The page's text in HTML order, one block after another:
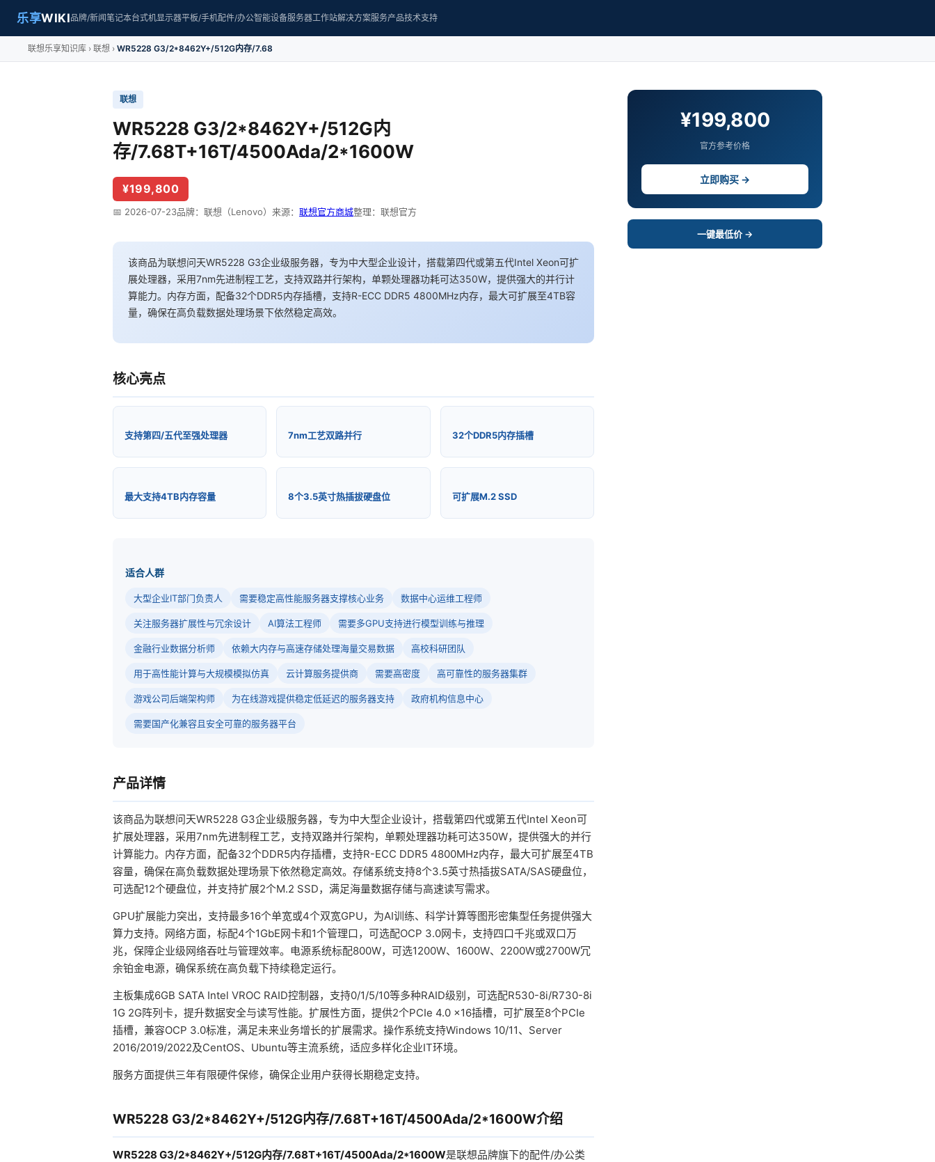
乐享WIKI品牌/新闻笔记本台式机显示器平板/手机配件/办公智能设备服务器工作站解决方案服务产品技术支持
联想乐享知识库 联想 WR5228 G3/2*8462Y+/512G内存/7.68
联想
WR5228 G3/2*8462Y+/512G内
存/7.68T+16T/4500Ada/2*1600W
¥199,800
📅 2026-07-23品牌：联想（Lenovo） 来源： 联想官方商城整理：联想官方
该商品为联想问天WR5228 G3企业级服务器，专为中大型企业设计，搭载第四代或第五代Intel Xeon可扩
展处理器，采用7nm先进制程工艺，支持双路并行架构，单颗处理器功耗可达350W，提供强大的并行计
算能力。内存方面，配备32个DDR5内存插槽，支持R-ECC DDR5 4800MHz内存，最大可扩展至4TB容
量，确保在高负载数据处理场景下依然稳定高效。
核心亮点
支持第四/五代至强处理器 7nm工艺双路并行 32个DDR5内存插槽
最大支持4TB内存容量 8个3.5英寸热插拔硬盘位 可扩展M.2 SSD
适合人群
大型企业IT部门负责人 需要稳定高性能服务器支撑核心业务 数据中心运维工程师
关注服务器扩展性与冗余设计 AI算法工程师 需要多GPU支持进行模型训练与推理
金融行业数据分析师 依赖大内存与高速存储处理海量交易数据 高校科研团队
用于高性能计算与大规模模拟仿真 云计算服务提供商 需要高密度 高可靠性的服务器集群
游戏公司后端架构师 为在线游戏提供稳定低延迟的服务器支持 政府机构信息中心
需要国产化兼容且安全可靠的服务器平台
产品详情
该商品为联想问天WR5228 G3企业级服务器，专为中大型企业设计，搭载第四代或第五代Intel Xeon可
扩展处理器，采用7nm先进制程工艺，支持双路并行架构，单颗处理器功耗可达350W，提供强大的并行
计算能力。内存方面，配备32个DDR5内存插槽，支持R-ECC DDR5 4800MHz内存，最大可扩展至4TB
容量，确保在高负载数据处理场景下依然稳定高效。存储系统支持8个3.5英寸热插拔SATA/SAS硬盘位，
可选配12个硬盘位，并支持扩展2个M.2 SSD，满足海量数据存储与高速读写需求。
GPU扩展能力突出，支持最多16个单宽或4个双宽GPU，为AI训练、科学计算等图形密集型任务提供强大
算力支持。网络方面，标配4个1GbE网卡和1个管理口，可选配OCP 3.0网卡，支持四口千兆或双口万
兆，保障企业级网络吞吐与管理效率。电源系统标配800W，可选1200W、1600W、2200W或2700W冗
余铂金电源，确保系统在高负载下持续稳定运行。
主板集成6GB SATA Intel VROC RAID控制器，支持0/1/5/10等多种RAID级别，可选配R530-8i/R730-8i
1G 2G阵列卡，提升数据安全与读写性能。扩展性方面，提供2个PCIe 4.0 x16插槽，可扩展至8个PCIe
插槽，兼容OCP 3.0标准，满足未来业务增长的扩展需求。操作系统支持Windows 10/11、Server
2016/2019/2022及CentOS、Ubuntu等主流系统，适应多样化企业IT环境。
服务方面提供三年有限硬件保修，确保企业用户获得长期稳定支持。
WR5228 G3/2*8462Y+/512G内存/7.68T+16T/4500Ada/2*1600W介绍
WR5228 G3/2*8462Y+/512G内存/7.68T+16T/4500Ada/2*1600W是联想品牌旗下的配件/办公类
¥199,800
官方参考价格
立即购买 →
一键最低价 →